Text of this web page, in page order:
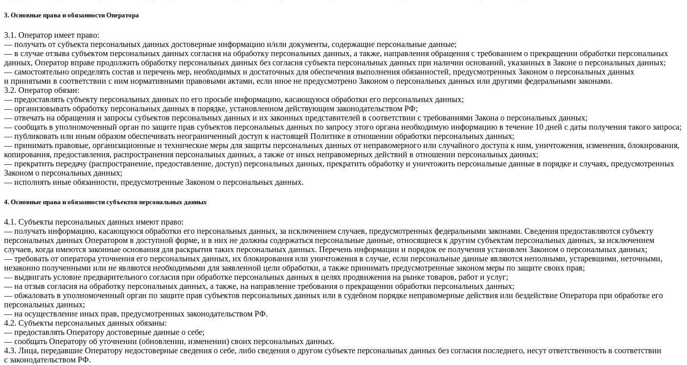
3. Основные права и обязанности Оператора
3.1. Оператор имеет право:
— получать от субъекта персональных данных достоверные информацию и/или документы, содержащие персональные данные;
— в случае отзыва субъектом персональных данных согласия на обработку персональных данных, а также, направления обращения с требованием о прекращении обработки персональных
данных, Оператор вправе продолжить обработку персональных данных без согласия субъекта персональных данных при наличии оснований, указанных в Законе о персональных данных;
— самостоятельно определять состав и перечень мер, необходимых и достаточных для обеспечения выполнения обязанностей, предусмотренных Законом о персональных данных
и принятыми в соответствии с ним нормативными правовыми актами, если иное не предусмотрено Законом о персональных данных или другими федеральными законами.
3.2. Оператор обязан:
— предоставлять субъекту персональных данных по его просьбе информацию, касающуюся обработки его персональных данных;
— организовывать обработку персональных данных в порядке, установленном действующим законодательством РФ;
— отвечать на обращения и запросы субъектов персональных данных и их законных представителей в соответствии с требованиями Закона о персональных данных;
— сообщать в уполномоченный орган по защите прав субъектов персональных данных по запросу этого органа необходимую информацию в течение 10 дней с даты получения такого запроса;
— публиковать или иным образом обеспечивать неограниченный доступ к настоящей Политике в отношении обработки персональных данных;
— принимать правовые, организационные и технические меры для защиты персональных данных от неправомерного или случайного доступа к ним, уничтожения, изменения, блокирования,
копирования, предоставления, распространения персональных данных, а также от иных неправомерных действий в отношении персональных данных;
— прекратить передачу (распространение, предоставление, доступ) персональных данных, прекратить обработку и уничтожить персональные данные в порядке и случаях, предусмотренных
Законом о персональных данных;
— исполнять иные обязанности, предусмотренные Законом о персональных данных.
4. Основные права и обязанности субъектов персональных данных
4.1. Субъекты персональных данных имеют право:
— получать информацию, касающуюся обработки его персональных данных, за исключением случаев, предусмотренных федеральными законами. Сведения предоставляются субъекту
персональных данных Оператором в доступной форме, и в них не должны содержаться персональные данные, относящиеся к другим субъектам персональных данных, за исключением
случаев, когда имеются законные основания для раскрытия таких персональных данных. Перечень информации и порядок ее получения установлен Законом о персональных данных;
— требовать от оператора уточнения его персональных данных, их блокирования или уничтожения в случае, если персональные данные являются неполными, устаревшими, неточными,
незаконно полученными или не являются необходимыми для заявленной цели обработки, а также принимать предусмотренные законом меры по защите своих прав;
— выдвигать условие предварительного согласия при обработке персональных данных в целях продвижения на рынке товаров, работ и услуг;
— на отзыв согласия на обработку персональных данных, а также, на направление требования о прекращении обработки персональных данных;
— обжаловать в уполномоченный орган по защите прав субъектов персональных данных или в судебном порядке неправомерные действия или бездействие Оператора при обработке его
персональных данных;
— на осуществление иных прав, предусмотренных законодательством РФ.
4.2. Субъекты персональных данных обязаны:
— предоставлять Оператору достоверные данные о себе;
— сообщать Оператору об уточнении (обновлении, изменении) своих персональных данных.
4.3. Лица, передавшие Оператору недостоверные сведения о себе, либо сведения о другом субъекте персональных данных без согласия последнего, несут ответственность в соответствии
с законодательством РФ.